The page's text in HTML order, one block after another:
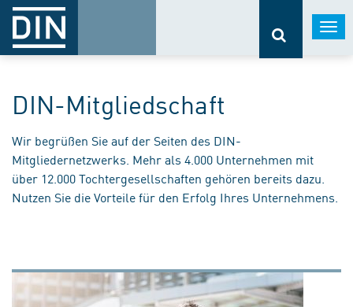
DIN-Mitgliedschaft
Wir begrüßen Sie auf der Seiten des DIN-
Mitgliedernetzwerks. Mehr als 4.000 Unternehmen mit
über 12.000 Tochtergesellschaften gehören bereits dazu.
Nutzen Sie die Vorteile für den Erfolg Ihres Unternehmens.